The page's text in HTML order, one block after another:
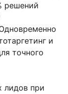
решений
и
точного
лидов при